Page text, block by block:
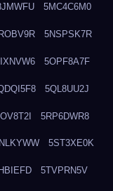
5MC4C6M0
5NSPSK7R
5OPF8A7F
5QL8UU2J
5RP6DWR8
5ST3XE0K
5TVPRN5V